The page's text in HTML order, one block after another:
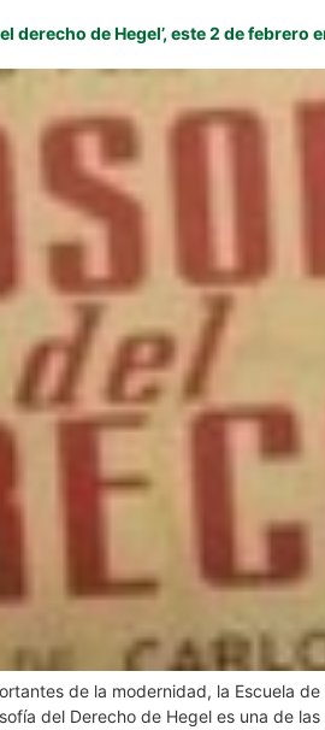
de Hegel’, este 2 de febrero
de la modernidad, la Escuela
del Derecho de Hegel es una de